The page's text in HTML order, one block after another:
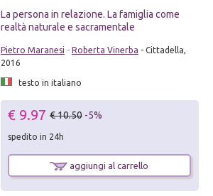
La persona in relazione. La famiglia come
realtà naturale e sacramentale
Pietro Maranesi - Roberta Vinerba - Cittadella,
2016
testo in italiano
€ 9.97 € 10.50 -5%
spedito in 24h
aggiungi al carrello